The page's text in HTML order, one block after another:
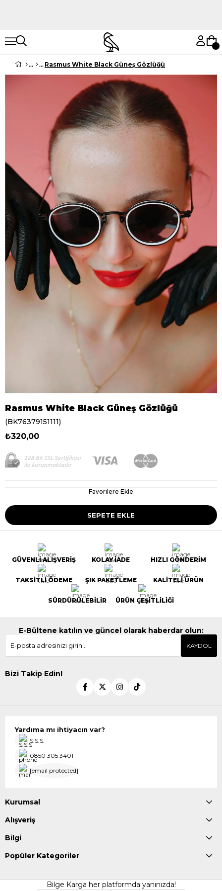
Rasmus White Black Güneş Gözlüğü
Rasmus White Black Güneş Gözlüğü
(BK76379151111)
₺320,00
Favorilere Ekle
GÜVENLİ ALIŞVERİŞ KOLAY İADE HIZLI GÖNDERİM
TAKSİTLİ ÖDEME ŞIK PAKETLEME KALİTELİ ÜRÜN
SÜRDÜRÜLEBİLİR ÜRÜN ÇEŞİTLİLİĞİ
E-Bültene katılın ve güncel olarak haberdar olun:
KAYDOL
Bizi Takip Edin!
Yardıma mı ihtiyacın var?
S.S.S.
0850 305 3401
[email protected]
Kurumsal
Alışveriş
Bilgi
Popüler Kategoriler
Bilge Karga her platformda yanınızda!